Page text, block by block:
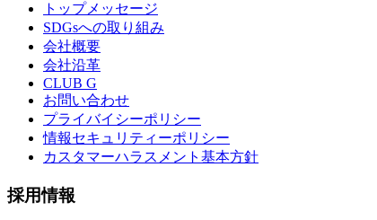
トップメッセージ
SDGsへの取り組み
会社概要
会社沿革
CLUB G
お問い合わせ
プライバイシーポリシー
情報セキュリティーポリシー
カスタマーハラスメント基本方針
採用情報